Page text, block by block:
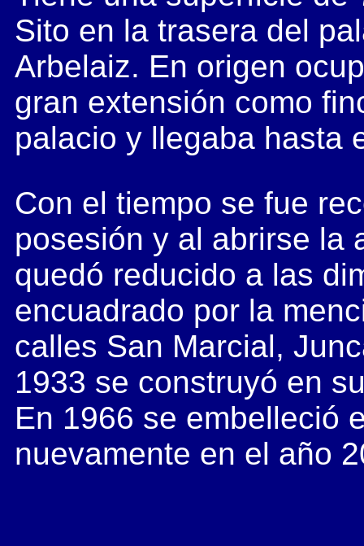
Sito en la trasera del
Arbelaiz. En origen
gran extensión como
palacio y llegaba hasta
Con el tiempo se fue
posesión y al abrirse la
quedó reducido a las
encuadrado por la
calles San Marcial,
1933 se construyó en
En 1966 se embelleció
nuevamente en el año